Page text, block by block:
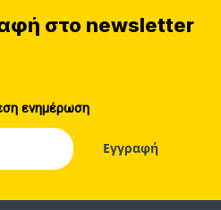
στο newsletter
ενημέρωση